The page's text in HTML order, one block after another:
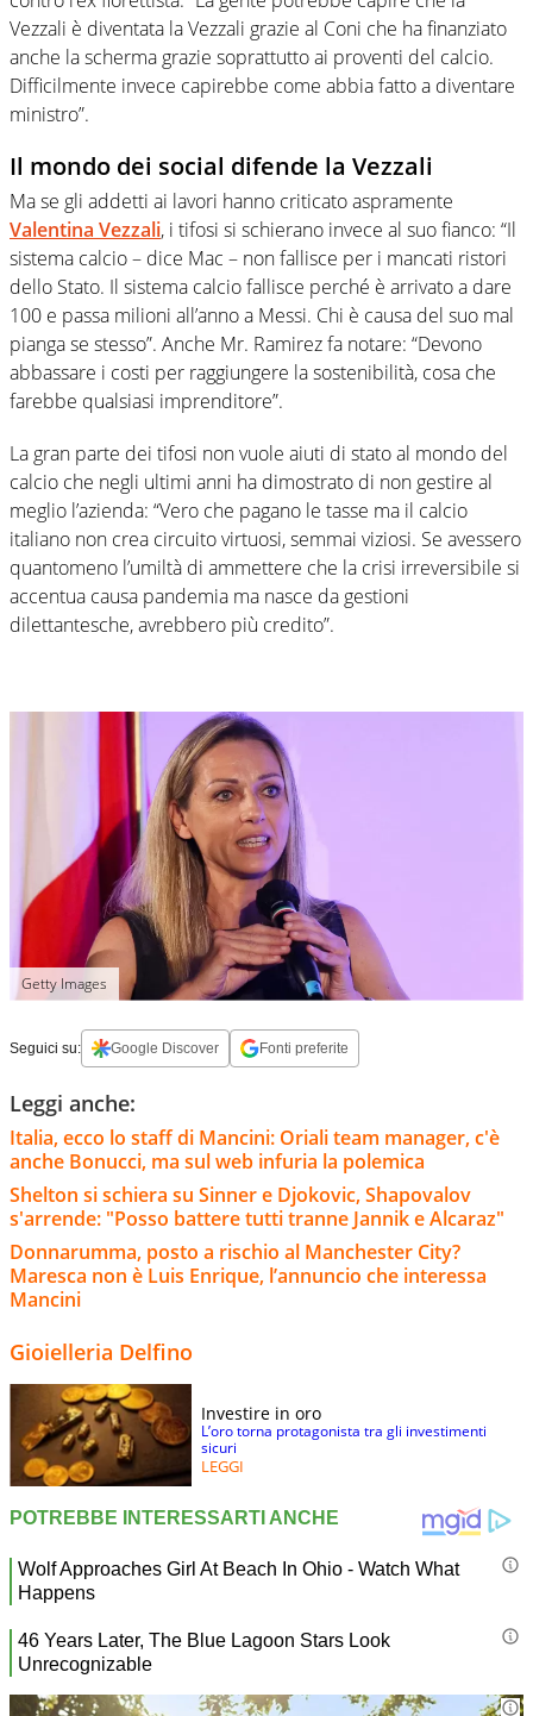
Vezzali è diventata la Vezzali grazie al Coni che ha finanziato
anche la scherma grazie soprattutto ai proventi del calcio.
Difficilmente invece capirebbe come abbia fatto a diventare
ministro”.
Il mondo dei social difende la Vezzali
Ma se gli addetti ai lavori hanno criticato aspramente
Valentina Vezzali, i tifosi si schierano invece al suo fianco: “Il
sistema calcio – dice Mac – non fallisce per i mancati ristori
dello Stato. Il sistema calcio fallisce perché è arrivato a dare
100 e passa milioni all’anno a Messi. Chi è causa del suo mal
pianga se stesso”. Anche Mr. Ramirez fa notare: “Devono
abbassare i costi per raggiungere la sostenibilità, cosa che
farebbe qualsiasi imprenditore”.
La gran parte dei tifosi non vuole aiuti di stato al mondo del
calcio che negli ultimi anni ha dimostrato di non gestire al
meglio l’azienda: “Vero che pagano le tasse ma il calcio
italiano non crea circuito virtuosi, semmai viziosi. Se avessero
quantomeno l’umiltà di ammettere che la crisi irreversibile si
accentua causa pandemia ma nasce da gestioni
dilettantesche, avrebbero più credito”.
Getty Images
Seguici su: Google Discover Fonti preferite
Leggi anche:
Italia, ecco lo staff di Mancini: Oriali team manager, c'è
anche Bonucci, ma sul web infuria la polemica
Shelton si schiera su Sinner e Djokovic, Shapovalov
s'arrende: "Posso battere tutti tranne Jannik e Alcaraz"
Donnarumma, posto a rischio al Manchester City?
Maresca non è Luis Enrique, l’annuncio che interessa
Mancini
Gioielleria Delfino
Investire in oro
L’oro torna protagonista tra gli investimenti
sicuri
LEGGI